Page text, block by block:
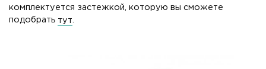
комплектуется застежкой, которую вы сможете
подобрать тут